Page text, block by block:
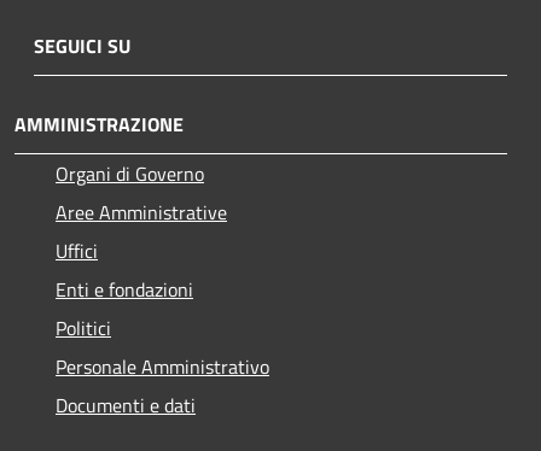
SEGUICI SU
AMMINISTRAZIONE
Organi di Governo
Aree Amministrative
Uffici
Enti e fondazioni
Politici
Personale Amministrativo
Documenti e dati